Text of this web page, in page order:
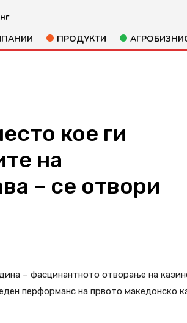
ПРОДУКТИ
кое ги
на
– се отвори
– фасцинантното отворање на
перформанс на првото македонско